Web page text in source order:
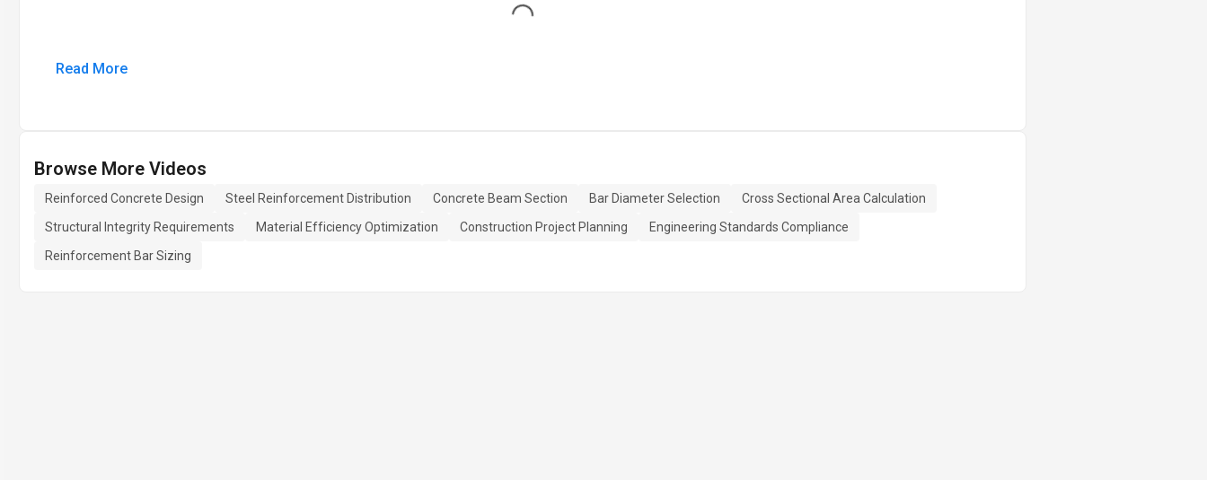
Loading...
Read More
Browse More Videos
Reinforced Concrete Design Steel Reinforcement Distribution Concrete Beam Section Bar Diameter Selection
Cross Sectional Area Calculation
Structural Integrity Requirements
Material Efficiency Optimization Construction Project Planning
Engineering Standards Compliance
Reinforcement Bar Sizing